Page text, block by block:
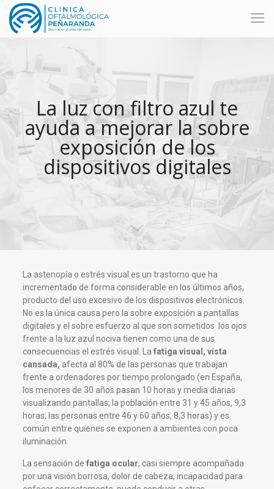
La luz con filtro azul te
ayuda a mejorar la sobre
exposición de los
dispositivos digitales
La astenopía o estrés visual es un trastorno que ha
incrementado de forma considerable en los últimos años,
producto del uso excesivo de los dispositivos electrónicos.
No es la única causa pero la sobre exposición a pantallas
digitales y el sobre esfuerzo al que son sometidos los ojos
frente a la luz azul nociva tienen como una de sus
consecuencias el estrés visual. La fatiga visual, vista
cansada, afecta al 80% de las personas que trabajan
frente a ordenadores por tiempo prolongado (en España,
los menores de 30 años pasan 10 horas y media diarias
visualizando pantallas; la población entre 31 y 45 años, 9,3
horas; las personas entre 46 y 60 años, 8,3 horas) y es
común entre quienes se exponen a ambientes con poca
iluminación.
La sensación de fatiga ocular, casi siempre acompañada
por una visión borrosa, dolor de cabeza, incapacidad para